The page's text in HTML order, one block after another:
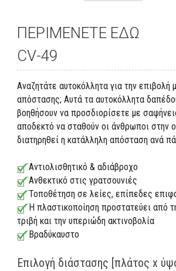
ΠΕΡΙΜΕΝΕΤΕ ΕΔΩ
CV-49
Αναζητάτε αυτοκόλλητα για την επιβολή
απόστασης; Αυτά τα αυτοκόλλητα
βοηθήσουν να προσδιορίσετε με
αποδεκτό να σταθούν οι άνθρωποι στην
διατηρηθεί η κατάλληλη απόσταση ανά
Αντιολισθητικό & αδιάβροχο
Ανθεκτικό στις γρατσουνιές
Τοποθέτηση σε λείες, επίπεδες
Η πλαστικοποίηση προστατεύει από
τριβή και την υπεριώδη ακτινοβολία
Βραδύκαυστο
Επιλογή διάστασης [πλάτος x